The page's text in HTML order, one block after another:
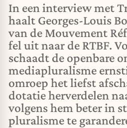
In een interview met
haalt Georges-Louis
van de Mouvement
fel uit naar de RTBF.
schaadt de openbare
mediapluralisme
omroep het liefst
dotatie herverdelen
volgens hem beter in
pluralisme te